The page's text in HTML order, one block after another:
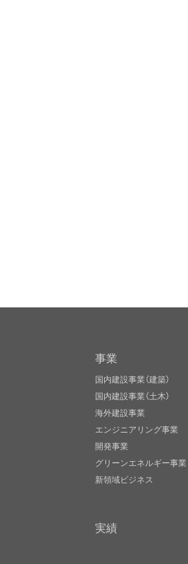
事業
国内建設事業（建築）
国内建設事業（土木）
海外建設事業
エンジニアリング事業
開発事業
グリーンエネルギー事業
新領域ビジネス
実績